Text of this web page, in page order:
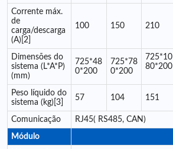
Corrente máx.
de
carga/descarga
(A)[2]
100 150 210
Dimensões do
sistema (L*A*P)
(mm)
725*48
0*200
725*78
0*200
725*10
80*200
Peso líquido do
sistema (kg)[3]
57 104 151
Comunicação RJ45( RS485, CAN)
Módulo